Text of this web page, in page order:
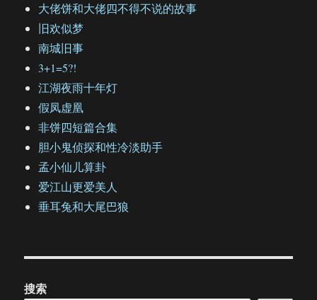
大佬饼和大佬四不得不说的故事
旧欢似梦
南城旧事
3+1=5?!
江湖夜雨十年灯
假凤虚凰
非饼四短篇合集
胆小鬼侦探和性冷淡助手
孟小仙儿算卦
爱江山更爱美人
垂耳兔和大尾巴狼
搜索